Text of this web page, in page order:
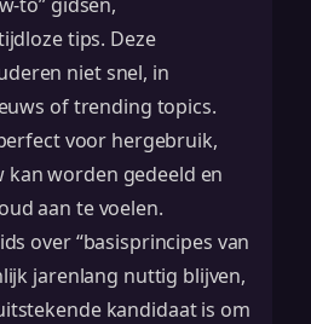
tips. Deze
niet snel, in
of trending topics.
voor hergebruik,
worden gedeeld en
aan te voelen.
over “basisprincipes van
jarenlang nuttig blijven,
kandidaat is om